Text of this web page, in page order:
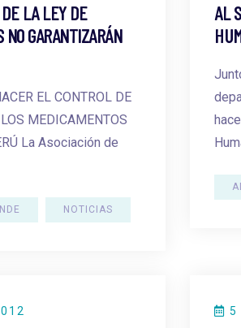
LA LEY DE
NO GARANTIZARÁN
EL CONTROL DE
MEDICAMENTOS
La Asociación de
NOTICIAS
AL
5